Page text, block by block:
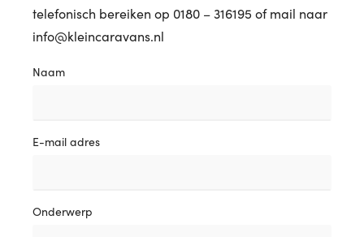
telefonisch bereiken op 0180 – 316195 of mail naar
info@kleincaravans.nl
Naam
E-mail adres
Onderwerp